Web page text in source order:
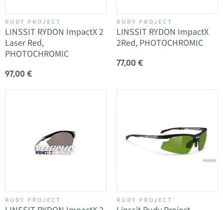
RUDY PROJECT
LINSSIT RYDON ImpactX 2
Laser Red,
PHOTOCHROMIC
97,00 €
RUDY PROJECT
LINSSIT RYDON ImpactX
2Red, PHOTOCHROMIC
77,00 €
RUDY PROJECT RUDY PROJECT